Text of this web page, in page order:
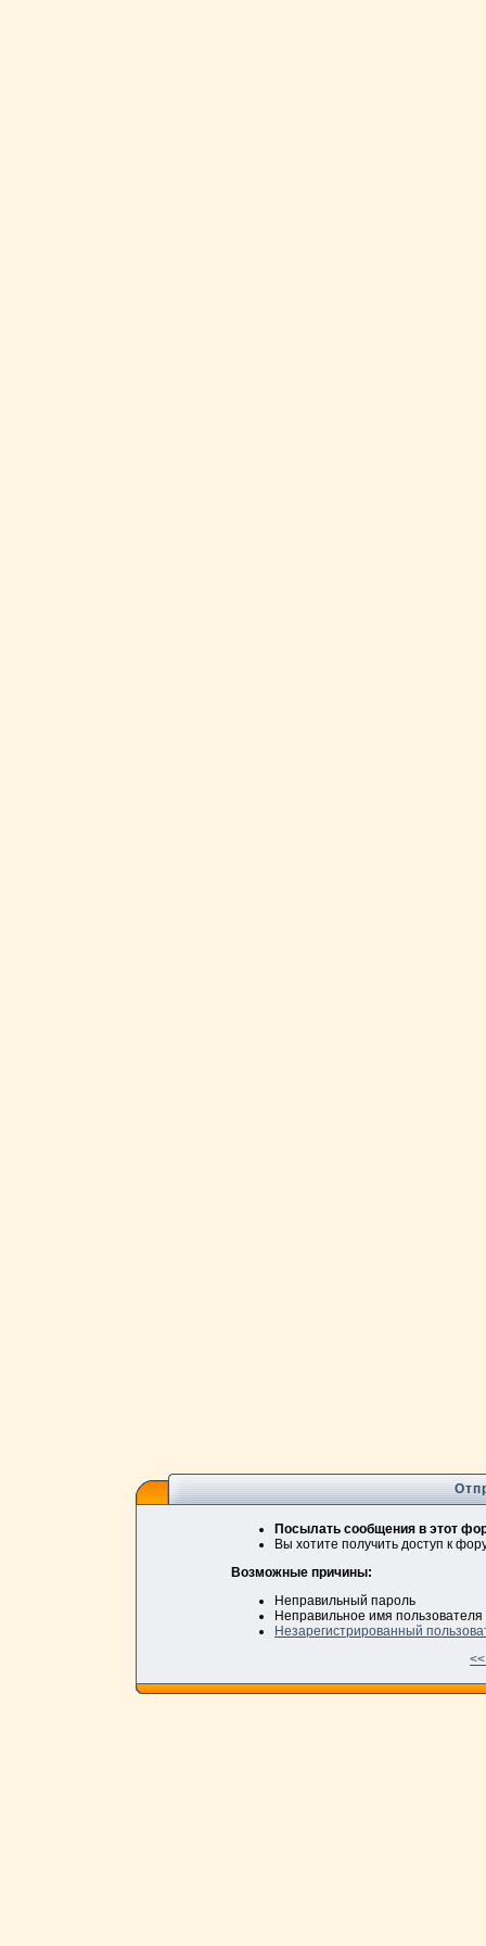
Посылать сообщения в этот
Вы хотите получить доступ к
Возможные причины:
Неправильный пароль
Неправильное имя пользователя
Незарегистрированный